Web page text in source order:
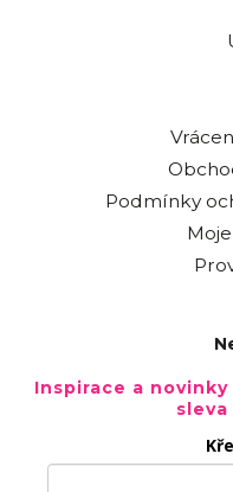
Podmínky
Inspirace a novinky
sleva